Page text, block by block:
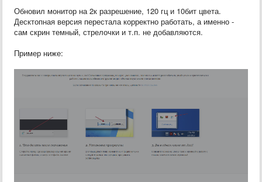
Обновил монитор на 2к разрешение, 120 гц и 10бит цвета.
Десктопная версия перестала корректно работать, а именно -
сам скрин темный, стрелочки и т.п. не добавляются.
Пример ниже: